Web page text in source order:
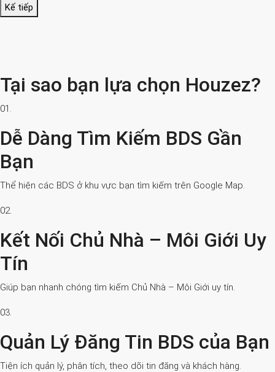
Kế tiếp
Tại sao bạn lựa chọn Houzez?
01.
Dễ Dàng Tìm Kiếm BDS Gần
Bạn
Thể hiện các BDS ở khu vực bạn tìm kiếm trên Google Map.
02.
Kết Nối Chủ Nhà – Môi Giới Uy
Tín
Giúp bạn nhanh chóng tìm kiếm Chủ Nhà – Môi Giới uy tín.
03.
Quản Lý Đăng Tin BDS của Bạn
Tiện ích quản lý, phân tích, theo dõi tin đăng và khách hàng.